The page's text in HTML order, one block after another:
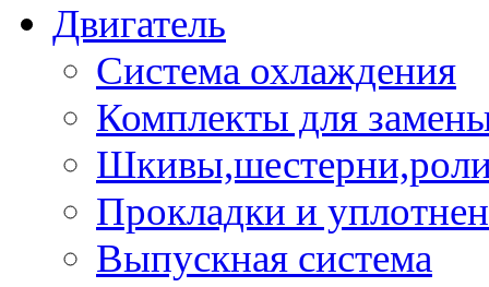
Двигатель
Система охлаждения
Комплекты для
Прокладки и
Выпускная система